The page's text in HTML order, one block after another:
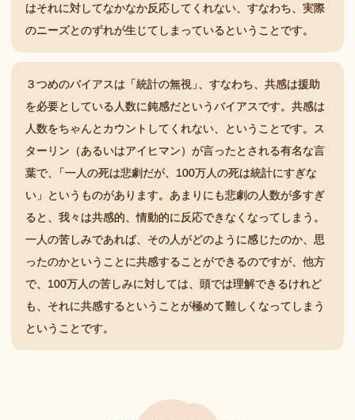
はそれに対してなかなか反応してくれない、すなわち、実際
のニーズとのずれが生じてしまっているということです。
３つめのバイアスは「統計の無視 」、すなわち、共感は援助
を必要としている人数に鈍感だというバイアスです。共感は
人数をちゃんとカウントしてくれない、ということです。ス
ターリン（あるいはアイヒマン）が言ったとされる有名な言
葉で、
「一人の死は悲劇だが、100万人の死は統計にすぎな
い」というものがあります。あまりにも悲劇の人数が多すぎ
ると、我々は共感的、情動的に反応できなくなってしまう。
一人の苦しみであれば、その人がどのように感じたのか、思
ったのかということに共感することができるのですが、他方
で、100万人の苦しみに対しては、頭では理解できるけれど
も、それに共感するということが極めて難しくなってしまう
ということです。